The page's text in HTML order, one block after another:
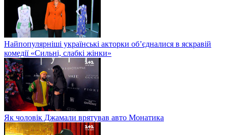
Найпопулярніші українські акторки об’єдналися в яскравій
комедії «Сильні, слабкі жінки»
Як чоловік Джамали врятував авто Монатика